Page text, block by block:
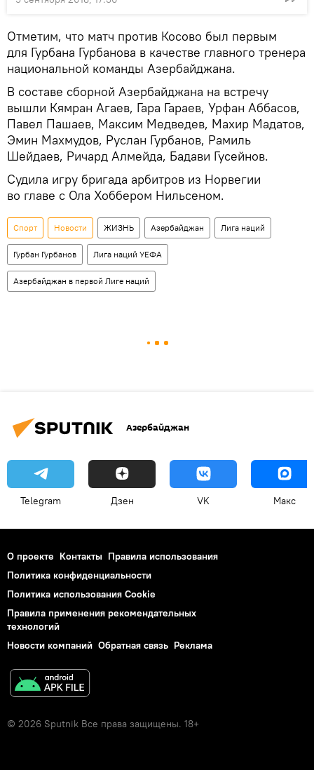
Отметим, что матч против Косово был первым
для Гурбана Гурбанова в качестве главного тренера
национальной команды Азербайджана.
В составе сборной Азербайджана на встречу
вышли Кямран Агаев, Гара Гараев, Урфан Аббасов,
Павел Пашаев, Максим Медведев, Махир Мадатов,
Эмин Махмудов, Руслан Гурбанов, Рамиль
Шейдаев, Ричард Алмейда, Бадави Гусейнов.
Судила игру бригада арбитров из Норвегии
во главе с Ола Хоббером Нильсеном.
Спорт Новости ЖИЗНЬ Азербайджан Лига наций
Гурбан Гурбанов Лига наций УЕФА
Азербайджан в первой Лиге наций
Азербайджан
Telegram Дзен VK Макс
О проекте Контакты Правила использования
Политика конфиденциальности
Политика использования Cookie
Правила применения рекомендательных
технологий
Новости компаний Обратная связь Реклама
© 2026 Sputnik Все права защищены. 18+